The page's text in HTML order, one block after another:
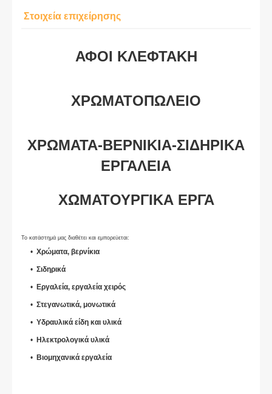
Στοιχεία επιχείρησης
ΑΦΟΙ ΚΛΕΦΤΑΚΗ
ΧΡΩΜΑΤΟΠΩΛΕΙΟ
ΧΡΩΜΑΤΑ-ΒΕΡΝΙΚΙΑ-ΣΙΔΗΡΙΚΑ
ΕΡΓΑΛΕΙΑ
ΧΩΜΑΤΟΥΡΓΙΚΑ ΕΡΓΑ
Το κατάστημά μας διαθέτει και εμπορεύεται:
Χρώματα, βερνίκια
Σιδηρικά
Εργαλεία, εργαλεία χειρός
Στεγανωτικά, μονωτικά
Υδραυλικά είδη και υλικά
Ηλεκτρολογικά υλικά
Βιομηχανικά εργαλεία